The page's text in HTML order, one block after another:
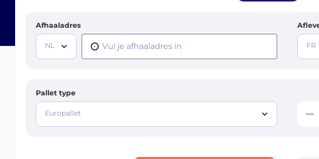
Afhaaladres
NL FR
Pallet type
Europallet